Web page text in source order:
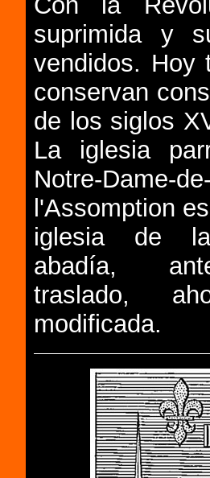
suprimida y
vendidos. Hoy
conservan
de los siglos
La iglesia
Notre-Dame-
l'Assomption
iglesia de
abadía,
traslado,
modificada.